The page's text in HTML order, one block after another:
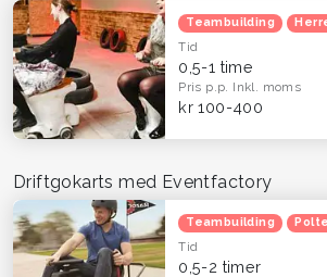
Teambuilding
Tid
0,5-1 time
Pris p.p. Inkl. moms
kr 100-400
Driftgokarts med Eventfactory
Teambuilding
Tid
0,5-2 timer